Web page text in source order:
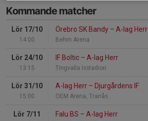
Kommande matcher
Lör 17/10
14:00
Örebro SK Bandy – A-lag Herr
Behrn Arena
Lör 24/10
13:15
IF Boltic – A-lag Herr
Tingvalla Isstadion
Lör 31/10
15:00
A-lag Herr – Djurgårdens IF
OEM Arena, Tranås
Lör 7/11 Falu BS – A-lag Herr